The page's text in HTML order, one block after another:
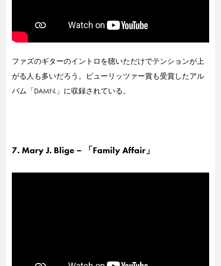
ファズのギターのイントロを聴いただけでテンションが上
がる人も多いだろう。ピューリッツァー賞も受賞したアル
バム「DAMN.」に収録されている。
7. Mary J. Blige – 「Family Affair」